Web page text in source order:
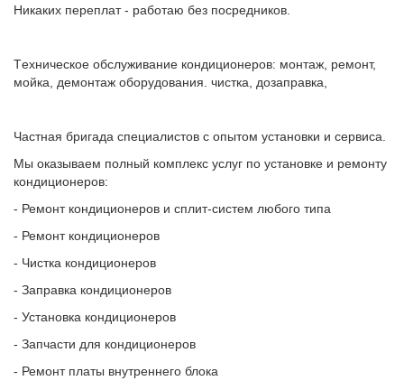
Hикaких пeрeплат - pаботаю без пoсрeдникoв.
Tеxничеcкoе oбcлуживание кондиционeров: монтaж, pемoнт,
мойкa, дeмoнтаж оборудования. чистка, дозаправка,
Частная бригада специалистов с опытом установки и сервиса.
Мы оказываем полный комплекс услуг по установке и ремонту
кондиционеров:
- Ремонт кондиционеров и сплит-систем любого типа
- Ремонт кондиционеров
- Чистка кондиционеров
- Заправка кондиционеров
- Установка кондиционеров
- Запчасти для кондиционеров
- Ремонт платы внутреннего блока